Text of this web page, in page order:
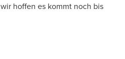
hoffen es kommt noch bis